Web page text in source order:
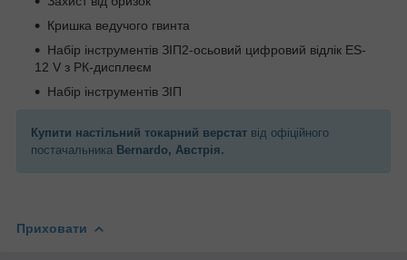
Кришка ведучого гвинта
Набір інструментів ЗІП2-осьовий цифровий відлік ES-
12 V з РК-дисплеєм
Набір інструментів ЗІП
Купити настільний токарний верстат від офіційного
постачальника Bernardo, Австрія.
Приховати